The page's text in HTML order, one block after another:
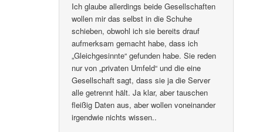
Ich glaube allerdings beide Gesellschaften
wollen mir das selbst in die Schuhe
schieben, obwohl ich sie bereits drauf
aufmerksam gemacht habe, dass ich
„Gleichgesinnte“ gefunden habe. Sie reden
nur von „privaten Umfeld“ und die eine
Gesellschaft sagt, dass sie ja die Server
alle getrennt hält. Ja klar, aber tauschen
fleißig Daten aus, aber wollen voneinander
irgendwie nichts wissen..